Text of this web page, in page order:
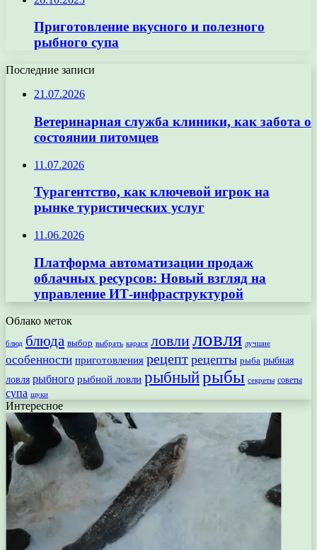
Приготовление вкусного и полезного
рыбного супа
Последние записи
21.07.2026
Ветеринарная служба клиники, как забота о
состоянии питомцев
11.07.2026
Турагентство, как ключевой игрок на
рынке туристических услуг
11.06.2026
Платформа автоматизации продаж
облачных ресурсов: Новый взгляд на
управление ИТ-инфраструктурой
Облако меток
блюд блюда выбор выбрать карася ловлиловля лучшие
особенности приготовления рецепт рецепты рыба рыбная
ловля рыбного рыбной ловли рыбныйрыбы секреты советы
супа щуки
Интересное